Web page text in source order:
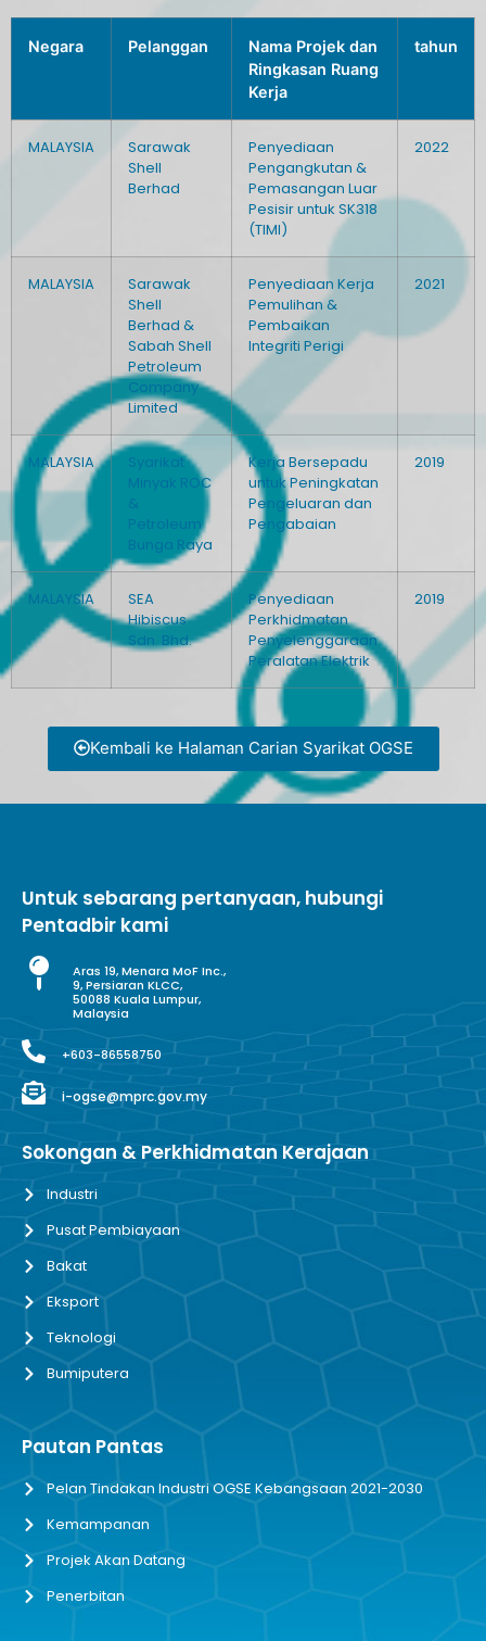
Negara Pelanggan
Nama Projek dan
Ringkasan Ruang
Kerja
tahun
MALAYSIA
Sarawak
Shell
Berhad
Penyediaan
Pengangkutan &
Pemasangan Luar
Pesisir untuk SK318
(TIMI)
2022
MALAYSIA
Sarawak
Shell
Berhad &
Sabah Shell
Petroleum
Company
Limited
Penyediaan Kerja
Pemulihan &
Pembaikan
Integriti Perigi
2021
MALAYSIA
Syarikat
Minyak ROC
&
Petroleum
Bunga Raya
Kerja Bersepadu
untuk Peningkatan
Pengeluaran dan
Pengabaian
2019
MALAYSIA
SEA
Hibiscus
Sdn. Bhd.
Penyediaan
Perkhidmatan
Penyelenggaraan
Peralatan Elektrik
2019
Kembali ke Halaman Carian Syarikat OGSE
Untuk sebarang pertanyaan, hubungi
Pentadbir kami
Aras 19, Menara MoF Inc.,
9, Persiaran KLCC,
50088 Kuala Lumpur,
Malaysia
+603-86558750
i-ogse@mprc.gov.my
Sokongan & Perkhidmatan Kerajaan
Industri
Pusat Pembiayaan
Bakat
Eksport
Teknologi
Bumiputera
Pautan Pantas
Pelan Tindakan Industri OGSE Kebangsaan 2021-2030
Kemampanan
Projek Akan Datang
Penerbitan